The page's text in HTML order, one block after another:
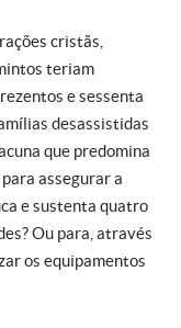
cristãs,
teriam
e sessenta
desassistidas
que predomina
assegurar a
e sustenta quatro
Ou para, através
os equipamentos